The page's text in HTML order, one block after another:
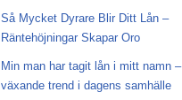
Så Mycket Dyrare Blir Ditt Lån –
Räntehöjningar Skapar Oro
Min man har tagit lån i mitt namn
växande trend i dagens samhälle